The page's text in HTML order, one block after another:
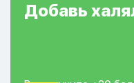
Добавь